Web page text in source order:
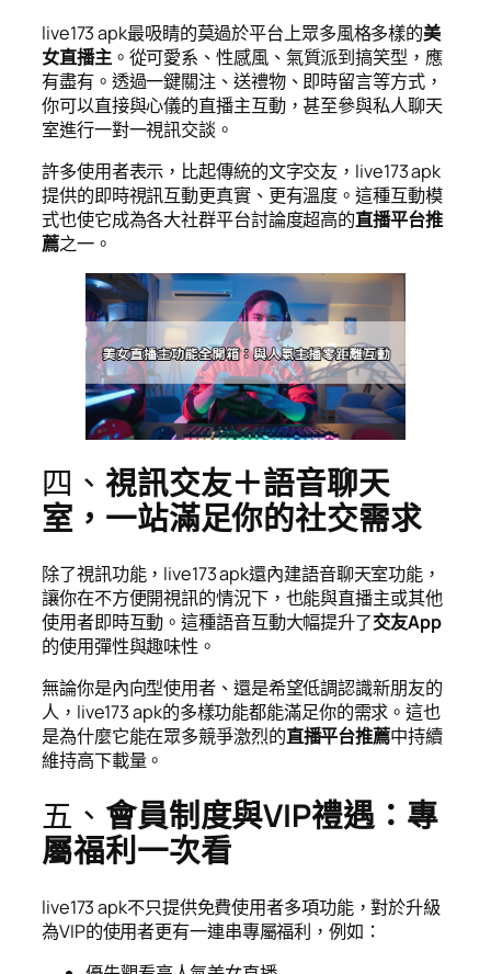
live173 apk最吸睛的莫過於平台上眾多風格多樣的美
女直播主。從可愛系、性感風、氣質派到搞笑型，應
有盡有。透過一鍵關注、送禮物、即時留言等方式，
你可以直接與心儀的直播主互動，甚至參與私人聊天
室進行一對一視訊交談。
許多使用者表示，比起傳統的文字交友，live173 apk
提供的即時視訊互動更真實、更有溫度。這種互動模
式也使它成為各大社群平台討論度超高的直播平台推
薦之一。
四、 視訊交友＋語音聊天
室，一站滿足你的社交需求
除了視訊功能，live173 apk還內建語音聊天室功能，
讓你在不方便開視訊的情況下，也能與直播主或其他
使用者即時互動。這種語音互動大幅提升了交友App
的使用彈性與趣味性。
無論你是內向型使用者、還是希望低調認識新朋友的
人，live173 apk的多樣功能都能滿足你的需求。這也
是為什麼它能在眾多競爭激烈的直播平台推薦中持續
維持高下載量。
五、 會員制度與VIP禮遇：專
屬福利一次看
live173 apk不只提供免費使用者多項功能，對於升級
為VIP的使用者更有一連串專屬福利，例如：